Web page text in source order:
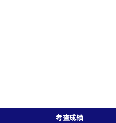
考査成績